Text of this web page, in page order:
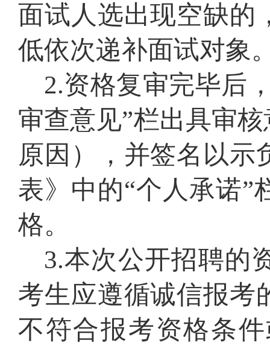
面试人选出现空缺的
低依次递补面试对象
2.资格复审完毕后
审查意见”栏出具审
原因 ）
，并签名以示
表》中的“个人 承诺”
格。
3.本次公开招聘的
考生应遵循诚信报考
不符合报考资格条